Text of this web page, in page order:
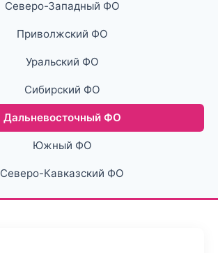
Северо-Западный ФО
Приволжский ФО
Уральский ФО
Сибирский ФО
Дальневосточный ФО
Южный ФО
Северо-Кавказский ФО